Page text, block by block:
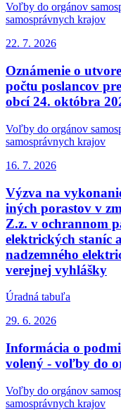
Voľby do orgánov
samosprávnych krajov
22. 7. 2026
Oznámenie o
počtu poslancov
obcí 24. októbra
Voľby do orgánov
samosprávnych krajov
16. 7. 2026
Výzva na
iných porastov v
Z.z. v ochrannom
elektrických staníc
nadzemného
verejnej vyhlášky
Úradná tabuľa
29. 6. 2026
Informácia o
volený - voľby do
Voľby do orgánov
samosprávnych krajov